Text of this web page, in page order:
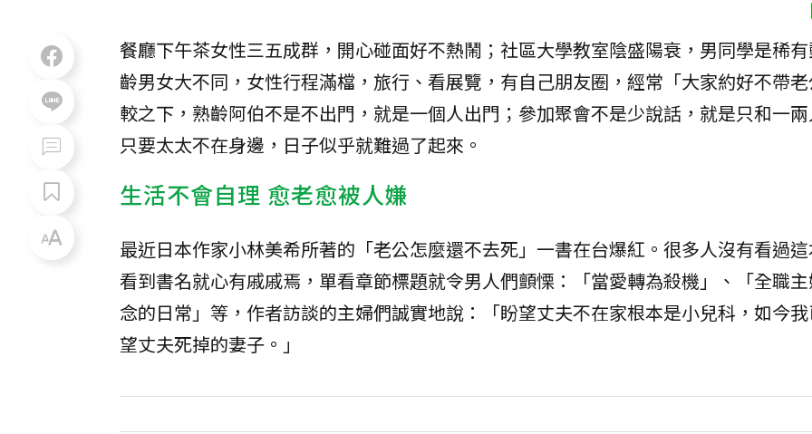
餐廳下午茶女性三五成群，開心碰面好不熱鬧；社區大學教室陰盛陽衰，男同學是稀
齡男女大不同，女性行程滿檔，旅行、看展覽，有自己朋友圈，經常「大家約好不帶
較之下，熟齡阿伯不是不出門，就是一個人出門；參加聚會不是少說話，就是只和一
只要太太不在身邊，日子似乎就難過了起來。
生活不會自理 愈老愈被人嫌
最近日本作家小林美希所著的「老公怎麼還不去死」一書在台爆紅。很多人沒有看過
看到書名就心有戚戚焉，單看章節標題就令男人們顫慄：「當愛轉為殺機」、「全職
念的日常」等，作者訪談的主婦們誠實地說：「盼望丈夫不在家根本是小兒科，如今
望丈夫死掉的妻子。」